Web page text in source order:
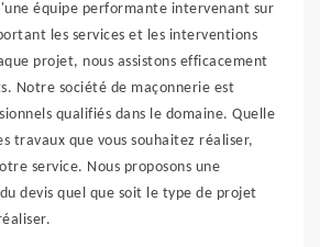
équipe performante intervenant sur
les services et les interventions
projet, nous assistons efficacement
Notre société de maçonnerie est
qualifiés dans le domaine. Quelle
travaux que vous souhaitez réaliser,
service. Nous proposons une
devis quel que soit le type de projet